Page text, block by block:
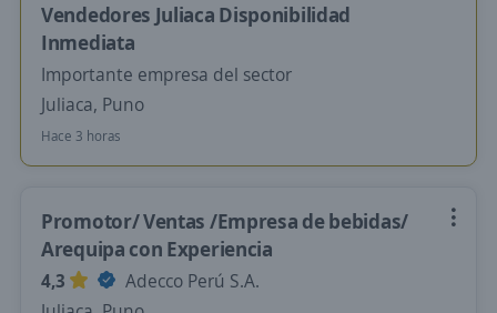
Vendedores Juliaca Disponibilidad
Inmediata
Importante empresa del sector
Juliaca, Puno
Hace 3 horas
Promotor/ Ventas /Empresa de bebidas/
Arequipa con Experiencia
4,3
Adecco Perú S.A.